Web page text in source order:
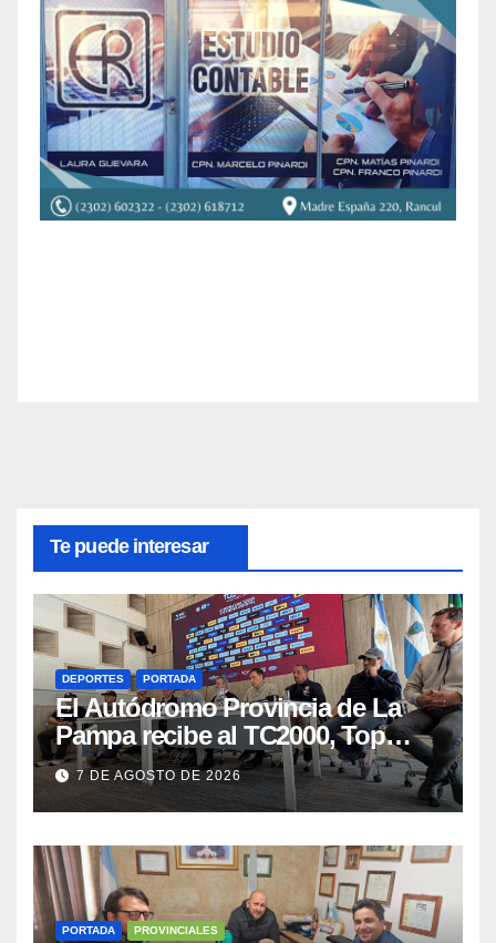
Te puede interesar
DEPORTES PORTADA
El Autódromo Provincia de La
Pampa recibe al TC2000, Top
Race y Fórmula Nacional este fin
de semana
7 DE AGOSTO DE 2026
PORTADA PROVINCIALES